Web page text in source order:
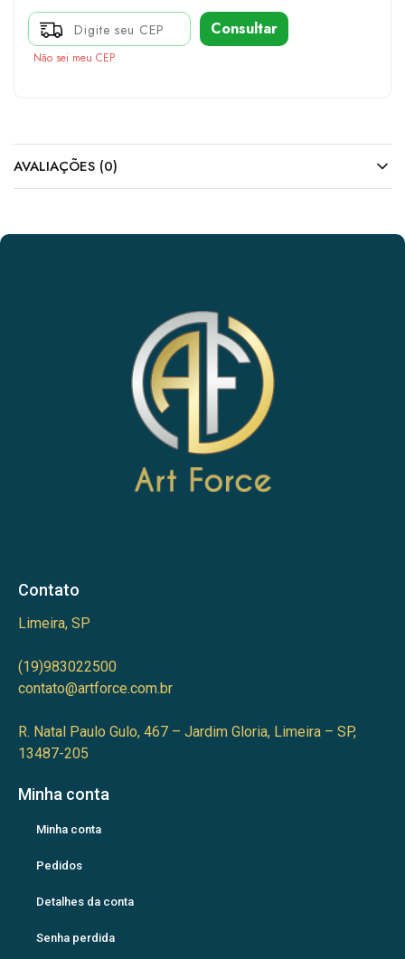
Consultar
Não sei meu CEP
AVALIAÇÕES (0)
Contato
Limeira, SP
(19)983022500
contato@artforce.com.br
R. Natal Paulo Gulo, 467 – Jardim Gloria, Limeira – SP,
13487-205
Minha conta
Minha conta
Pedidos
Detalhes da conta
Senha perdida